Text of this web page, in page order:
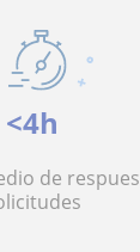
<4h
de